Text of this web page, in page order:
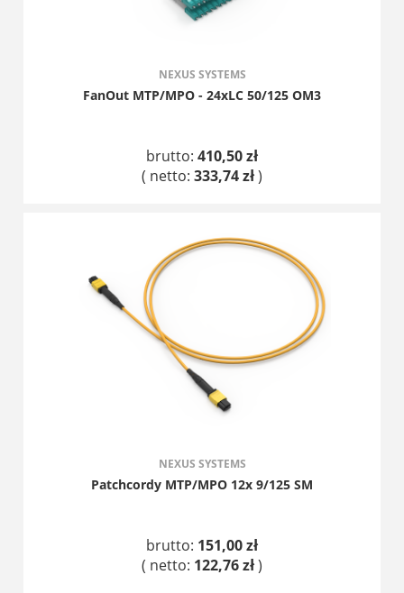
NEXUS SYSTEMS
FanOut MTP/MPO - 24xLC 50/125 OM3
brutto: 410,50 zł
( netto: 333,74 zł)
NEXUS SYSTEMS
Patchcordy MTP/MPO 12x 9/125 SM
brutto: 151,00 zł
( netto: 122,76 zł)